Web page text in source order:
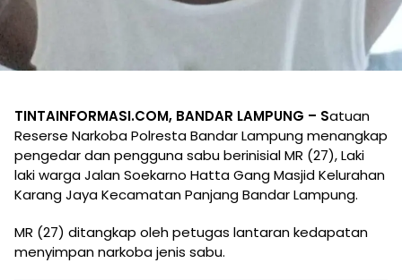
TINTAINFORMASI.COM, BANDAR LAMPUNG – Satuan
Reserse Narkoba Polresta Bandar Lampung menangkap
pengedar dan pengguna sabu berinisial MR (27), Laki
laki warga Jalan Soekarno Hatta Gang Masjid Kelurahan
Karang Jaya Kecamatan Panjang Bandar Lampung.
MR (27) ditangkap oleh petugas lantaran kedapatan
menyimpan narkoba jenis sabu.